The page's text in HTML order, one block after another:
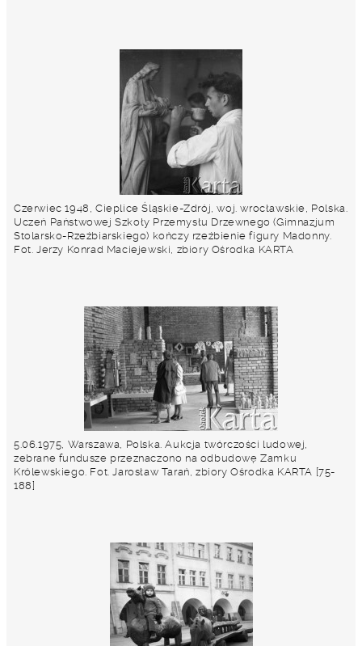
Czerwiec 1948, Cieplice Śląskie-Zdrój, woj. wrocławskie, Polska.
Uczeń Państwowej Szkoły Przemysłu Drzewnego (Gimnazjum
Stolarsko-Rzeźbiarskiego) kończy rzeźbienie figury Madonny.
Fot. Jerzy Konrad Maciejewski, zbiory Ośrodka KARTA
5.06.1975, Warszawa, Polska. Aukcja twórczości ludowej,
zebrane fundusze przeznaczono na odbudowę Zamku
Królewskiego. Fot. Jarosław Tarań, zbiory Ośrodka KARTA [75-
188]